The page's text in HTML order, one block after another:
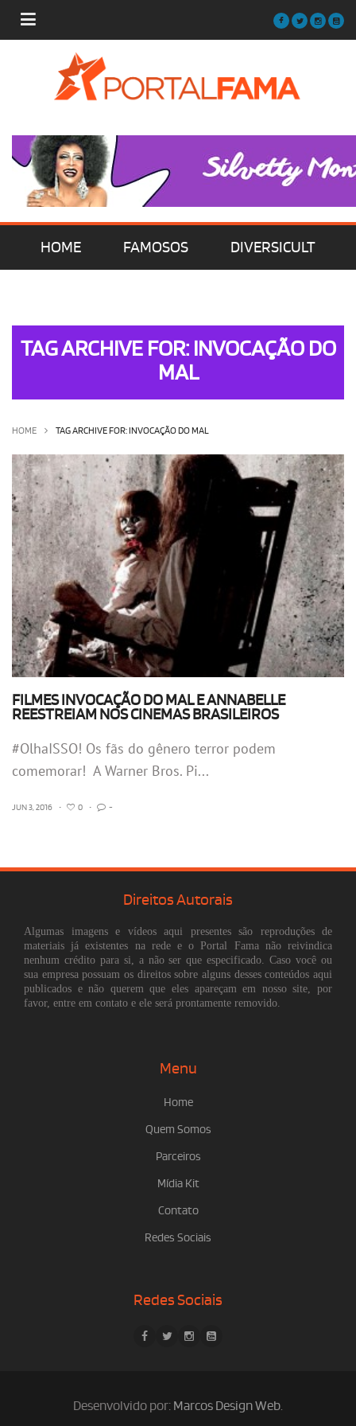
HOME FAMOSOS DIVERSICULT
TAG ARCHIVE FOR: INVOCAÇÃO DO
MAL
HOME TAG ARCHIVE FOR: INVOCAÇÃO DO MAL
FILMES INVOCAÇÃO DO MAL E ANNABELLE
REESTREIAM NOS CINEMAS BRASILEIROS
#OlhaISSO! Os fãs do gênero terror podem
comemorar! A Warner Bros. Pi...
JUN 3, 2016 • 0 • -
Direitos Autorais
Algumas imagens e vídeos aqui presentes são reproduções de
materiais já existentes na rede e o Portal Fama não reivindica
nenhum crédito para si, a não ser que especificado. Caso você ou
sua empresa possuam os direitos sobre alguns desses conteúdos aqui
publicados e não querem que eles apareçam em nosso site, por
favor, entre em contato e ele será prontamente removido.
Menu
Home
Quem Somos
Parceiros
Mídia Kit
Contato
Redes Sociais
Redes Sociais
Desenvolvido por: Marcos Design Web.